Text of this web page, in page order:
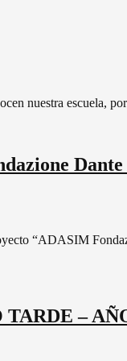
nuestra escuela,
“ADASIM
–